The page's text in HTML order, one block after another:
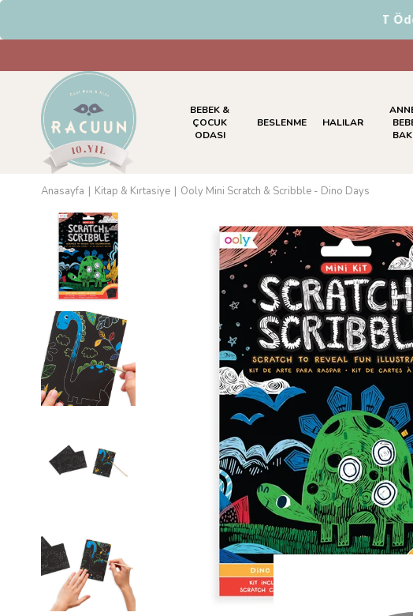
HAVALE & EFT
BEBEK &
ÇOCUK
ODASI
BESLENME HALILAR
Anasayfa Kitap & Kırtasiye Ooly Mini Scratch & Scribble - Dino Days